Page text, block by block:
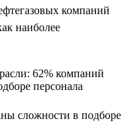
компаний
наиболее
сложности в подборе